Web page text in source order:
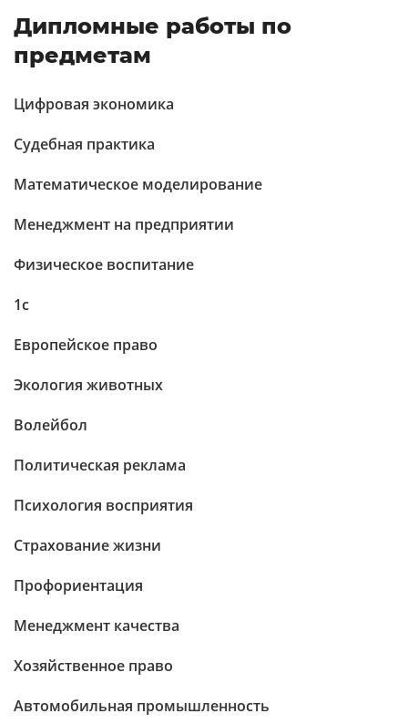
Дипломные работы по
предметам
Цифровая экономика
Судебная практика
Математическое моделирование
Менеджмент на предприятии
Физическое воспитание
1c
Европейское право
Экология животных
Волейбол
Политическая реклама
Психология восприятия
Страхование жизни
Профориентация
Менеджмент качества
Хозяйственное право
Автомобильная промышленность